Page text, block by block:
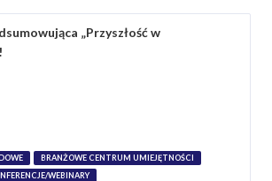
„Przyszłość w
BRANŻOWE CENTRUM UMIEJĘTNOŚCI
WEBINARY